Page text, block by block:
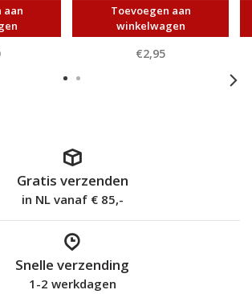
aan
Toevoegen aan
winkelwagen
€2,95
Gratis verzenden
in NL vanaf € 85,-
Snelle verzending
1-2 werkdagen